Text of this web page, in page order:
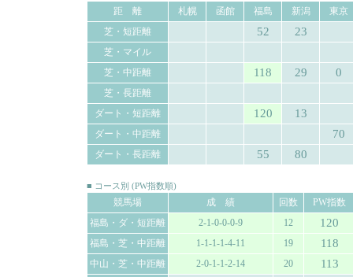
距 離 札幌 函館 福島 新潟
東京
芝・短距離
52 23
芝・マイル
芝・中距離
118 29 0
芝・長距離
ダート・短距離
120 13
ダート・中距離 70
ダート・長距離 55 80
■ コース別 (PW指数順)
競馬場 成 績 回数
PW指数
福島・ダ・短距離
2-1-0-0-0-9 12 120
福島・芝・中距離 1-1-1-1-4-11 19 118
中山・芝・中距離 2-0-1-1-2-14 20 113